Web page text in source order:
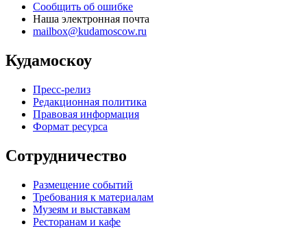
Сообщить об ошибке
Наша электронная почта
mailbox@kudamoscow.ru
Кудамоскоу
Пресс-релиз
Редакционная политика
Правовая информация
Формат ресурса
Сотрудничество
Размещение событий
Требования к материалам
Музеям и выставкам
Ресторанам и кафе